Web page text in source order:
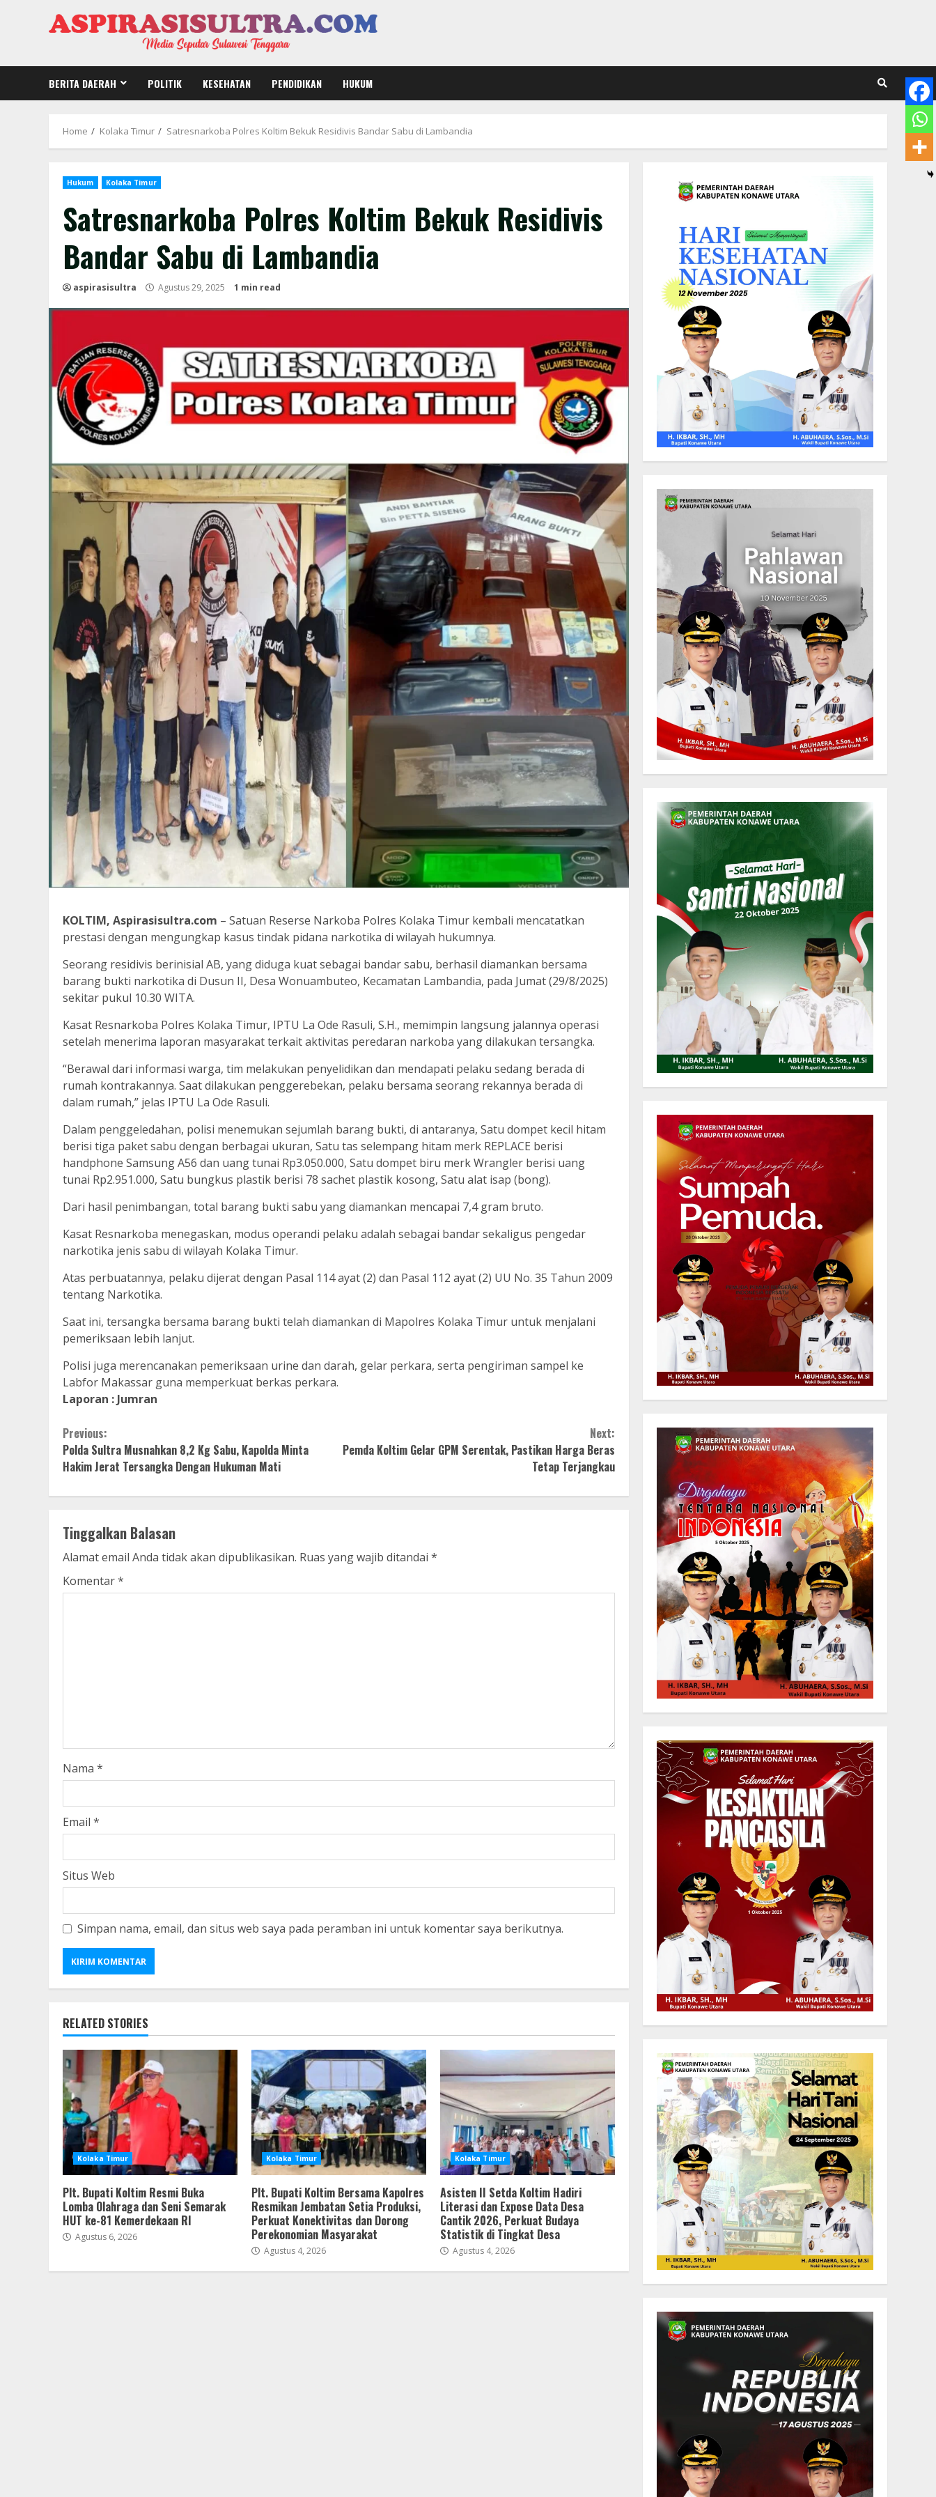
BERITA DAERAH POLITIK KESEHATAN PENDIDIKAN HUKUM
Home Kolaka Timur Satresnarkoba Polres Koltim Bekuk Residivis Bandar Sabu di Lambandia
Hukum Kolaka Timur
Satresnarkoba Polres Koltim Bekuk Residivis
Bandar Sabu di Lambandia
aspirasisultra Agustus 29, 2025 1 min read
KOLTIM, Aspirasisultra.com – Satuan Reserse Narkoba Polres Kolaka Timur kembali mencatatkan
prestasi dengan mengungkap kasus tindak pidana narkotika di wilayah hukumnya.
Seorang residivis berinisial AB, yang diduga kuat sebagai bandar sabu, berhasil diamankan bersama
barang bukti narkotika di Dusun II, Desa Wonuambuteo, Kecamatan Lambandia, pada Jumat (29/8/2025)
sekitar pukul 10.30 WITA.
Kasat Resnarkoba Polres Kolaka Timur, IPTU La Ode Rasuli, S.H., memimpin langsung jalannya operasi
setelah menerima laporan masyarakat terkait aktivitas peredaran narkoba yang dilakukan tersangka.
“Berawal dari informasi warga, tim melakukan penyelidikan dan mendapati pelaku sedang berada di
rumah kontrakannya. Saat dilakukan penggerebekan, pelaku bersama seorang rekannya berada di
dalam rumah,” jelas IPTU La Ode Rasuli.
Dalam penggeledahan, polisi menemukan sejumlah barang bukti, di antaranya, Satu dompet kecil hitam
berisi tiga paket sabu dengan berbagai ukuran, Satu tas selempang hitam merk REPLACE berisi
handphone Samsung A56 dan uang tunai Rp3.050.000, Satu dompet biru merk Wrangler berisi uang
tunai Rp2.951.000, Satu bungkus plastik berisi 78 sachet plastik kosong, Satu alat isap (bong).
Dari hasil penimbangan, total barang bukti sabu yang diamankan mencapai 7,4 gram bruto.
Kasat Resnarkoba menegaskan, modus operandi pelaku adalah sebagai bandar sekaligus pengedar
narkotika jenis sabu di wilayah Kolaka Timur.
Atas perbuatannya, pelaku dijerat dengan Pasal 114 ayat (2) dan Pasal 112 ayat (2) UU No. 35 Tahun 2009
tentang Narkotika.
Saat ini, tersangka bersama barang bukti telah diamankan di Mapolres Kolaka Timur untuk menjalani
pemeriksaan lebih lanjut.
Polisi juga merencanakan pemeriksaan urine dan darah, gelar perkara, serta pengiriman sampel ke
Labfor Makassar guna memperkuat berkas perkara.
Laporan : Jumran
Continue
Reading
Previous:
Polda Sultra Musnahkan 8,2 Kg Sabu, Kapolda Minta
Hakim Jerat Tersangka Dengan Hukuman Mati
Next:
Pemda Koltim Gelar GPM Serentak, Pastikan Harga Beras
Tetap Terjangkau
Tinggalkan Balasan
Alamat email Anda tidak akan dipublikasikan. Ruas yang wajib ditandai *
Komentar*
Nama *
Email *
Situs Web
Simpan nama, email, dan situs web saya pada peramban ini untuk komentar saya berikutnya.
RELATED STORIES
Kolaka Timur
Plt. Bupati Koltim Resmi Buka
Lomba Olahraga dan Seni Semarak
HUT ke-81 Kemerdekaan RI
Agustus 6, 2026
Kolaka Timur
Plt. Bupati Koltim Bersama Kapolres
Resmikan Jembatan Setia Produksi,
Perkuat Konektivitas dan Dorong
Perekonomian Masyarakat
Agustus 4, 2026
Kolaka Timur
Asisten II Setda Koltim Hadiri
Literasi dan Expose Data Desa
Cantik 2026, Perkuat Budaya
Statistik di Tingkat Desa
Agustus 4, 2026